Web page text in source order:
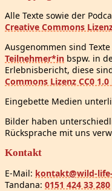
Alle Texte sowie der
Creative Commons
Ausgenommen sind
Teilnehmer*in bspw. in
Erlebnisbericht, diese
Commons Lizenz CC0
Eingebette Medien
Bilder haben
Rücksprache mit uns
Kontakt
E-Mail: kontakt@wild-
Tandana: 0151 424 33 280